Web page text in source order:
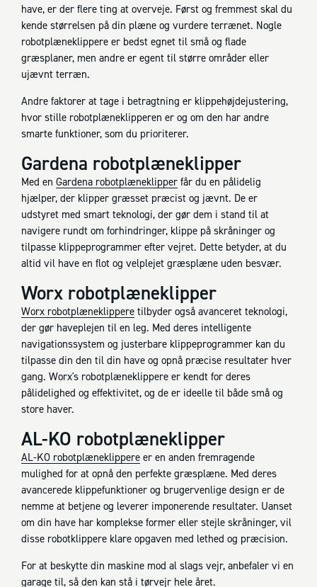
have, er der flere ting at overveje. Først og fremmest skal du
kende størrelsen på din plæne og vurdere terrænet. Nogle
robotplæneklippere er bedst egnet til små og flade
græsplaner, men andre er egent til større områder eller
ujævnt terræn.
Andre faktorer at tage i betragtning er klippehøjdejustering,
hvor stille robotplæneklipperen er og om den har andre
smarte funktioner, som du prioriterer.
Gardena robotplæneklipper
Med en Gardena robotplæneklipper får du en pålidelig
hjælper, der klipper græsset præcist og jævnt. De er
udstyret med smart teknologi, der gør dem i stand til at
navigere rundt om forhindringer, klippe på skråninger og
tilpasse klippeprogrammer efter vejret. Dette betyder, at du
altid vil have en flot og velplejet græsplæne uden besvær.
Worx robotplæneklipper
Worx robotplæneklippere tilbyder også avanceret teknologi,
der gør haveplejen til en leg. Med deres intelligente
navigationssystem og justerbare klippeprogrammer kan du
tilpasse din den til din have og opnå præcise resultater hver
gang. Worx's robotplæneklippere er kendt for deres
pålidelighed og effektivitet, og de er ideelle til både små og
store haver.
AL-KO robotplæneklipper
AL-KO robotplæneklippere er en anden fremragende
mulighed for at opnå den perfekte græsplæne. Med deres
avancerede klippefunktioner og brugervenlige design er de
nemme at betjene og leverer imponerende resultater. Uanset
om din have har komplekse former eller stejle skråninger, vil
disse robotklippere klare opgaven med lethed og præcision.
For at beskytte din maskine mod al slags vejr, anbefaler vi en
garage til, så den kan stå i tørvejr hele året.